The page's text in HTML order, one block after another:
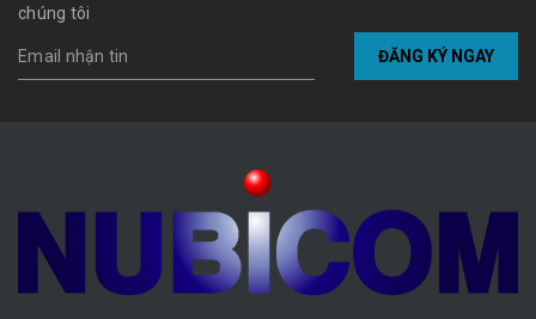
chúng tôi
ĐĂNG KÝ NGAY